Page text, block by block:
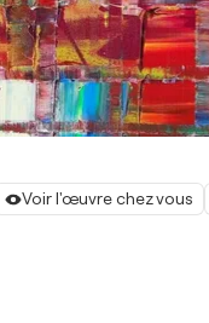
Voir l'œuvre chez vous